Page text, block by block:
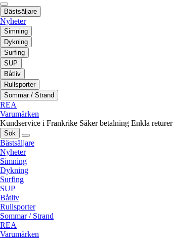
Bästsäljare
Nyheter
Simning
Dykning
Surfing
SUP
Båtliv
Rullsporter
Sommar / Strand
REA
Varumärken
Kundservice i Frankrike Säker betalning Enkla returer
Sök
Bästsäljare
Nyheter
Simning
Dykning
Surfing
SUP
Båtliv
Rullsporter
Sommar / Strand
REA
Varumärken